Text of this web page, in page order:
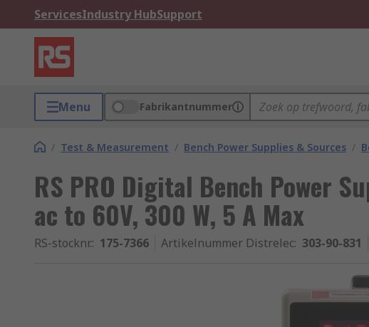
ServicesIndustry HubSupport
Menu Fabrikantnummer
/ Test & Measurement / Bench Power Supplies & Sources /
RS PRO Digital Bench Power
ac to 60V, 300 W, 5 A Max
RS-stocknr.: 175-7366 Artikelnummer Distrelec: 303-90-831